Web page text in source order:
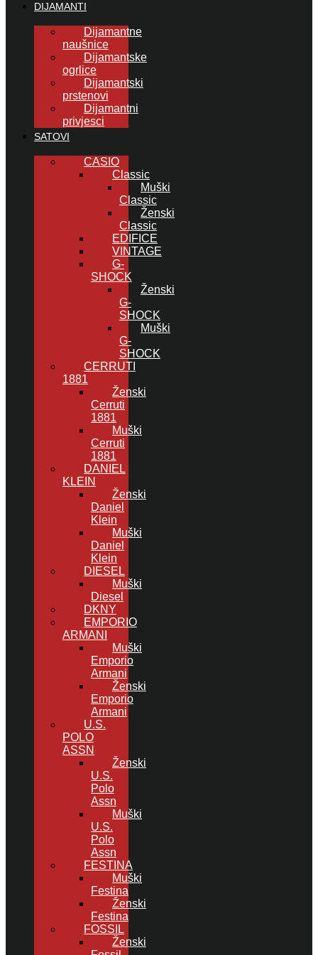
DIJAMANTI
Dijamantne
naušnice
Dijamantske
ogrlice
Dijamantski
prstenovi
Dijamantni
privjesci
SATOVI
CASIO
Classic
Muški
Classic
Ženski
Classic
EDIFICE
VINTAGE
G-
SHOCK
Ženski
G-
SHOCK
Muški
G-
SHOCK
CERRUTI
1881
Ženski
Cerruti
1881
Muški
Cerruti
1881
DANIEL
KLEIN
Ženski
Daniel
Klein
Muški
Daniel
Klein
DIESEL
Muški
Diesel
DKNY
EMPORIO
ARMANI
Muški
Emporio
Armani
Ženski
Emporio
Armani
U.S.
POLO
ASSN
Ženski
U.S.
Polo
Assn
Muški
U.S.
Polo
Assn
FESTINA
Muški
Festina
Ženski
Festina
FOSSIL
Ženski